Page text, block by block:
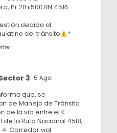
Pr 20+500 RN 4516.
debido al
del tránsito
*
3 5 Ago
que, se
de Manejo de Tránsito
de la vía entre el K
de la Ruta Nacional 4518,
4. Corredor vial